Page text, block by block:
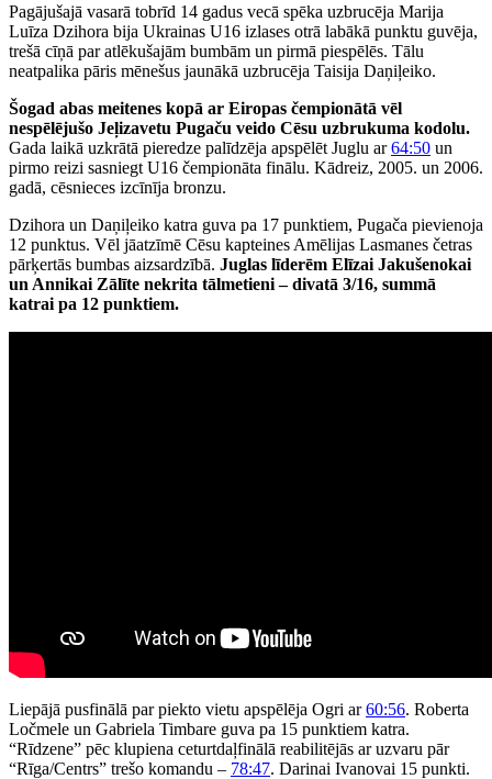
Pagājušajā vasarā tobrīd 14 gadus vecā spēka uzbrucēja Marija
Luīza Dzihora bija Ukrainas U16 izlases otrā labākā punktu guvēja,
trešā cīņā par atlēkušajām bumbām un pirmā piespēlēs. Tālu
neatpalika pāris mēnešus jaunākā uzbrucēja Taisija Daņiļeiko.
Šogad abas meitenes kopā ar Eiropas čempionātā vēl
nespēlējušo Jeļizavetu Pugaču veido Cēsu uzbrukuma kodolu.
Gada laikā uzkrātā pieredze palīdzēja apspēlēt Juglu ar64:50 un
pirmo reizi sasniegt U16 čempionāta finālu. Kādreiz, 2005. un 2006.
gadā, cēsnieces izcīnīja bronzu.
Dzihora un Daņiļeiko katra guva pa 17 punktiem, Pugača pievienoja
12 punktus. Vēl jāatzīmē Cēsu kapteines Amēlijas Lasmanes četras
pārķertās bumbas aizsardzībā. Juglas līderēm Elīzai Jakušenokai
un Annikai Zālīte nekrita tālmetieni – divatā 3/16, summā
katrai pa 12 punktiem.
Liepājā pusfinālā par piekto vietu apspēlēja Ogri ar60:56. Roberta
Ločmele un Gabriela Timbare guva pa 15 punktiem katra.
“Rīdzene” pēc klupiena ceturtdaļfinālā reabilitējās ar uzvaru pār
“Rīga/Centrs” trešo komandu – 78:47. Darinai Ivanovai 15 punkti.